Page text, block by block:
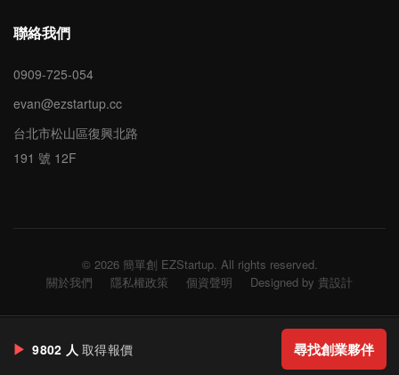
聯絡我們
0909-725-054
evan@ezstartup.cc
台北市松山區復興北路
191 號 12F
© 2026 簡單創 EZStartup. All rights reserved.
關於我們
隱私權政策 個資聲明 Designed by 貴設計
▶ 9802 人 取得報價 尋找創業夥伴